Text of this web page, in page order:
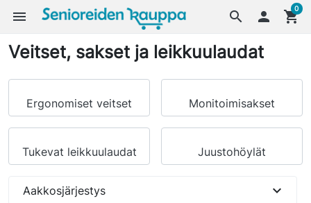
search
menu  shopping_cart
0
Veitset, sakset ja leikkuulaudat
Ergonomiset veitset Monitoimisakset
Tukevat leikkuulaudat Juustohöylät
Aakkosjärjestys expand_more